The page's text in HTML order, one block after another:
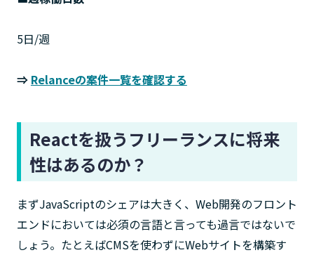
5日/週
⇒ Relanceの案件一覧を確認する
Reactを扱うフリーランスに将来
性はあるのか？
まずJavaScriptのシェアは大きく、Web開発のフロント
エンドにおいては必須の言語と言っても過言ではないで
しょう。たとえばCMSを使わずにWebサイトを構築す